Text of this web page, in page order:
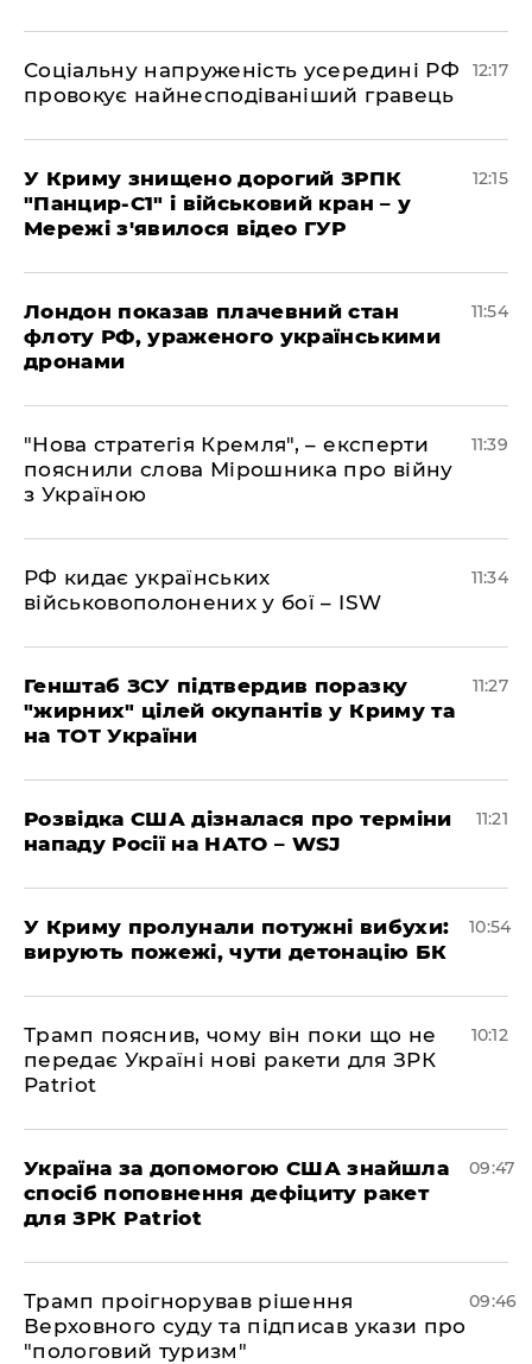
Соціальну напруженість усередині РФ
провокує найнесподіваніший гравець
12:17
У Криму знищено дорогий ЗРПК
"Панцир-С1" і військовий кран – у
Мережі з'явилося відео ГУР
12:15
Лондон показав плачевний стан
флоту РФ, ураженого українськими
дронами
11:54
"Нова стратегія Кремля", – експерти
пояснили слова Мірошника про війну
з Україною
11:39
РФ кидає українських
військовополонених у бої – ISW
11:34
Генштаб ЗСУ підтвердив поразку
"жирних" цілей окупантів у Криму та
на ТОТ України
11:27
Розвідка США дізналася про терміни
нападу Росії на НАТО – WSJ
11:21
У Криму пролунали потужні вибухи:
вирують пожежі, чути детонацію БК
10:54
Трамп пояснив, чому він поки що не
передає Україні нові ракети для ЗРК
Patriot
10:12
Україна за допомогою США знайшла
спосіб поповнення дефіциту ракет
для ЗРК Patriot
09:47
Трамп проігнорував рішення
Верховного суду та підписав укази про
"пологовий туризм"
09:46